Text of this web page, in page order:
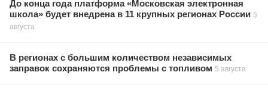
До конца года платформа «Московская электронная
школа» будет внедрена в 11 крупных регионах России 5
августа
В регионах с большим количеством независимых
заправок сохраняются проблемы с топливом 5 августа